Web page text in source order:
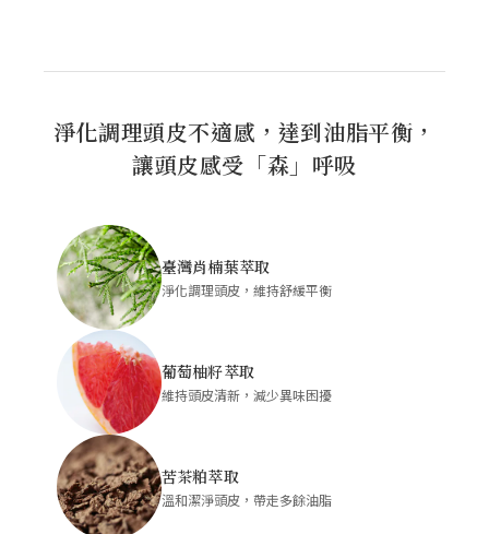
淨化調理頭皮不適感，達到油脂平衡，
讓頭皮感受「森」呼吸
臺灣肖楠葉萃取
淨化調理頭皮，維持舒緩平衡
葡萄柚籽萃取
維持頭皮清新，減少異味困擾
苦茶粕萃取
溫和潔淨頭皮，帶走多餘油脂